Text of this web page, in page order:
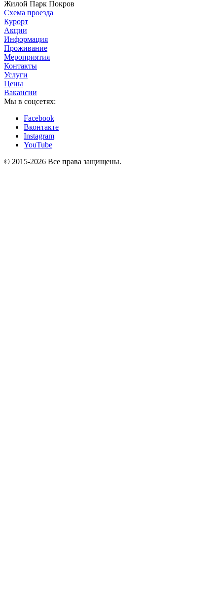
Жилой Парк Покров
Схема проезда
Курорт
Акции
Информация
Проживание
Мероприятия
Контакты
Услуги
Цены
Вакансии
Мы в соцсетях:
Facebook
Вконтакте
Instagram
YouTube
© 2015-2026 Все права защищены.